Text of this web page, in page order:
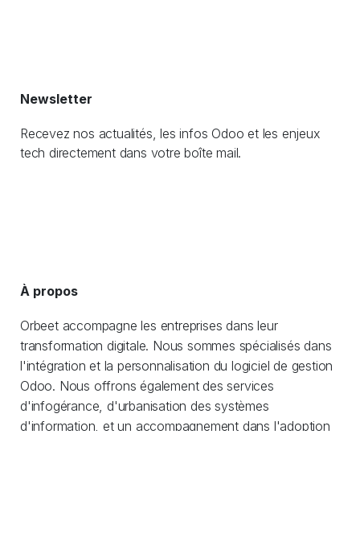
Newsletter
Recevez nos actualités, les infos Odoo et les enjeux
tech directement dans votre boîte mail.
À propos
Orbeet accompagne les entreprises dans leur
transformation digitale. Nous sommes spécialisés dans
l'intégration et la personnalisation du logiciel de gestion
Odoo. Nous offrons également des services
d'infogérance, d'urbanisation des systèmes
d'information, et un accompagnement dans l'adoption